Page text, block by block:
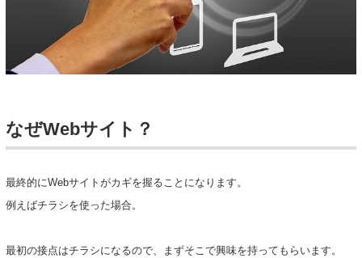
なぜWebサイト？
最終的にWebサイトがカギを握ることになります。
例えばチラシを使った場合。
最初の接点はチラシになるので、まずそこで興味を持ってもらいます。